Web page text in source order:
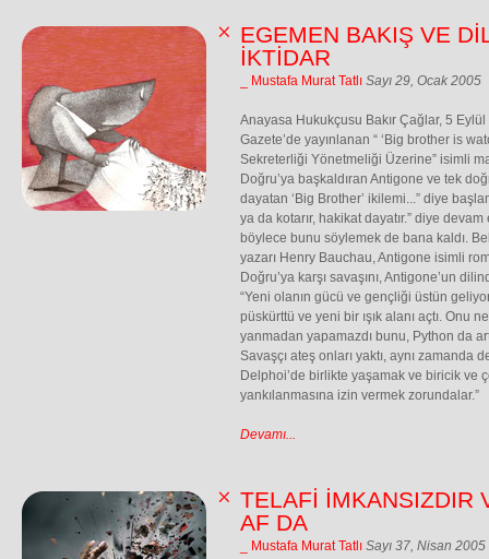
EGEMEN BAKIŞ VE
İKTİDAR
_ Mustafa Murat Tatlı Sayı 29, Ocak 2005
Anayasa Hukukçusu Bakır Çağlar, 5
Gazete’de yayınlanan “ ‘Big brother is
Sekreterliği Yönetmeliği Üzerine” isimli
Doğru’ya başkaldıran Antigone ve tek
dayatan ‘Big Brother’ ikilemi...” diye
ya da kotarır, hakikat dayatır.” diye
böylece bunu söylemek de bana kaldı.
yazarı Henry Bauchau, Antigone isimli
Doğru’ya karşı savaşını, Antigone’un
“Yeni olanın gücü ve gençliği üstün
püskürttü ve yeni bir ışık alanı açtı. Onu
yanmadan yapamazdı bunu, Python da
Savaşçı ateş onları yaktı, aynı zamanda
Delphoi’de birlikte yaşamak ve biricik ve
yankılanmasına izin vermek zorundalar.”
Devamı...
TELAFİ İMKANSIZDIR
AF DA
_ Mustafa Murat Tatlı Sayı 37, Nisan 2005